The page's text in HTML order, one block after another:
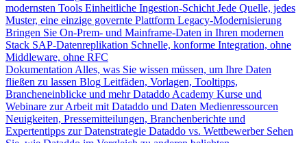
modernsten Tools Einheitliche Ingestion-Schicht Jede Quelle, jedes
Muster, eine einzige governte Plattform Legacy-Modernisierung
Bringen Sie On-Prem- und Mainframe-Daten in Ihren modernen
Stack SAP-Datenreplikation Schnelle, konforme Integration, ohne
Middleware, ohne RFC
Dokumentation Alles, was Sie wissen müssen, um Ihre Daten
fließen zu lassen Blog Leitfäden, Vorlagen, Tooltipps,
Brancheneinblicke und mehr Dataddo Academy Kurse und
Webinare zur Arbeit mit Dataddo und Daten Medienressourcen
Neuigkeiten, Pressemitteilungen, Branchenberichte und
Expertentipps zur Datenstrategie Dataddo vs. Wettbewerber Sehen